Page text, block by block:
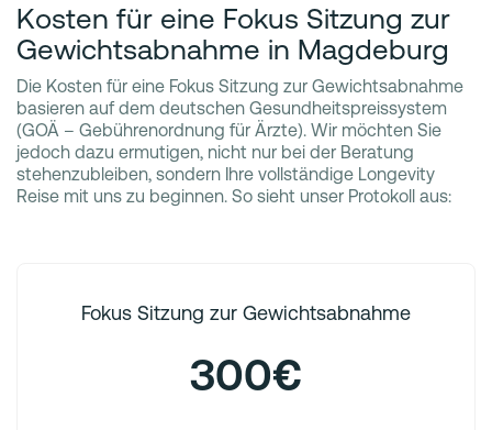
Kosten für eine Fokus Sitzung zur
Gewichtsabnahme in Magdeburg
Die Kosten für eine Fokus Sitzung zur Gewichtsabnahme
basieren auf dem deutschen Gesundheitspreissystem
(GOÄ – Gebührenordnung für Ärzte). Wir möchten Sie
jedoch dazu ermutigen, nicht nur bei der Beratung
stehenzubleiben, sondern Ihre vollständige Longevity
Reise mit uns zu beginnen. So sieht unser Protokoll aus:
Fokus Sitzung zur Gewichtsabnahme
300€